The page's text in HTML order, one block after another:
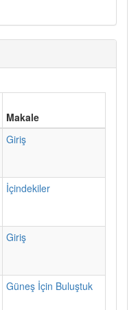
Makale
Giriş
İçindekiler
Giriş
Güneş İçin Buluştuk